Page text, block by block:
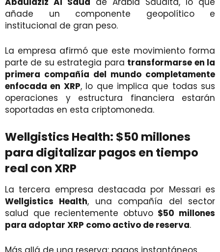
añade un componente geopolítico e
institucional de gran peso.
La empresa afirmó que este movimiento forma
parte de su estrategia para transformarse en la
primera compañía del mundo completamente
enfocada en XRP, lo que implica que todas sus
operaciones y estructura financiera estarán
soportadas en esta criptomoneda.
Wellgistics Health: $50 millones
para digitalizar pagos en tiempo
real con XRP
La tercera empresa destacada por Messari es
Wellgistics Health, una compañía del sector
salud que recientemente obtuvo $50 millones
para adoptar XRP como activo de reserva.